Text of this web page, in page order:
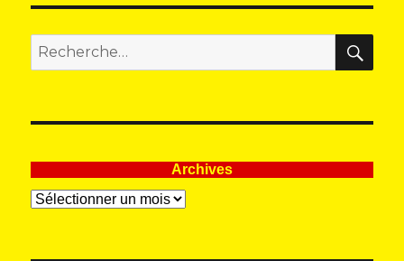
pour
:
Archives
Archives